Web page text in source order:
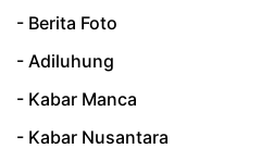
- Berita Foto
- Adiluhung
- Kabar Manca
- Kabar Nusantara